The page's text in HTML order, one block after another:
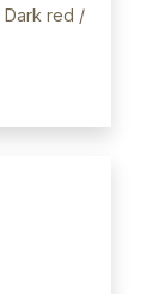
Dark red /